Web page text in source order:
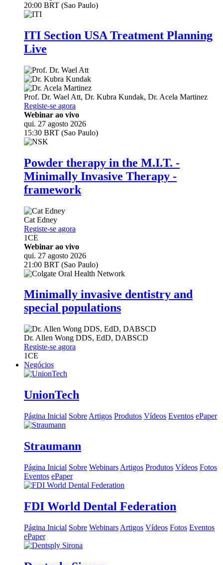
20:00 BRT (Sao Paulo)
ITI Section USA Treatment Planning
Live
Prof. Dr. Wael Att, Dr. Kubra Kundak, Dr. Acela Martinez
Registe-se agora
Webinar ao vivo
qui. 27 agosto 2026
15:30 BRT (Sao Paulo)
Powder therapy in the M.I.T. -
Minimally Invasive Therapy -
framework
Cat Edney
Registe-se agora
1CE
Webinar ao vivo
qui. 27 agosto 2026
21:00 BRT (Sao Paulo)
Minimally invasive dentistry and
special populations
Dr. Allen Wong DDS, EdD, DABSCD
Registe-se agora
1CE
Negócios
UnionTech
Página Inicial Sobre Artigos Produtos Vídeos Eventos ePaper
Straumann
Página Inicial Sobre Webinars Artigos Produtos Vídeos Fotos
Eventos ePaper
FDI World Dental Federation
Página Inicial Sobre Webinars Artigos Vídeos Fotos Eventos
ePaper